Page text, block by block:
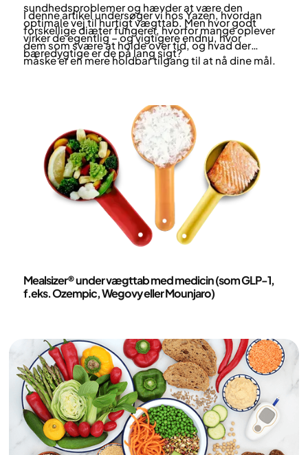
sundhedsproblemer og hævder at være den
optimale vej til hurtigt vægttab. Men hvor godt
virker de egentlig – og vigtigere endnu, hvor
bæredygtige er de på lang sigt?
I denne artikel undersøger vi hos Yazen, hvordan
forskellige diæter fungerer, hvorfor mange oplever
dem som svære at holde over tid, og hvad der
måske er en mere holdbar tilgang til at nå dine mål.
Mealsizer® under vægttab med medicin (som GLP-1,
f.eks. Ozempic, Wegovy eller Mounjaro)